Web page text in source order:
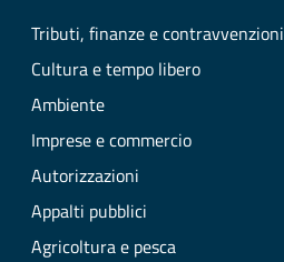
Tributi, finanze e contravvenzioni
Cultura e tempo libero
Ambiente
Imprese e commercio
Autorizzazioni
Appalti pubblici
Agricoltura e pesca